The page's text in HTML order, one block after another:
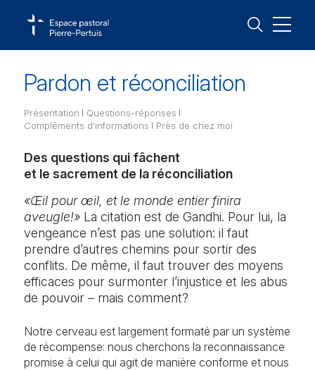
Temps forts
Agenda
Actualités
Activités
Messes et célébrations
Vivre sa foi
Baptême et catéchuménat
Communion – Eucharistie
Confirmation
Mariage et bénédictions
Ordination et engagements
Pardon et réconciliation
Funérailles et dépôts d’urnes
Christ-Roi – Tavannes
Saicourt, Saules BE, Tavannes
Court, Bévilard, Champoz, Malleray, Pontenet, Sorvilier
St-Imier – St-Imier
Corgémont, Cormoret, Cortébert, Courtelary, La Cibourg,
Les Pontins, Mont-Crosin, Mont-Soleil, Montagne-de-
Courtelary, Montagne-de-Sonvilier, Renan BE, Sonceboz-
Sombeval, Sonvilier, St-Imier, Villeret
Les Reussilles, Mont-Tramelan, Tramelan
Nos plus
Feuillets d’information de l’Espace pastoral Pierre-
Contact
Pardon et réconciliation
Présentation
Questions-réponses
Compléments d'informations
Près de chez moi
Des questions qui fâchent
et le sacrement de la réconciliation
«Œil pour œil, et le monde entier finira
aveugle!»La citation est de Gandhi. Pour lui, la
vengeance n’est pas une solution: il faut
prendre d’autres chemins pour sortir des
conflits. De même, il faut trouver des moyens
efficaces pour surmonter l’injustice et les abus
de pouvoir – mais comment?
Notre cerveau est largement formaté par un système
de récompense: nous cherchons la reconnaissance
promise à celui qui agit de manière conforme et nous